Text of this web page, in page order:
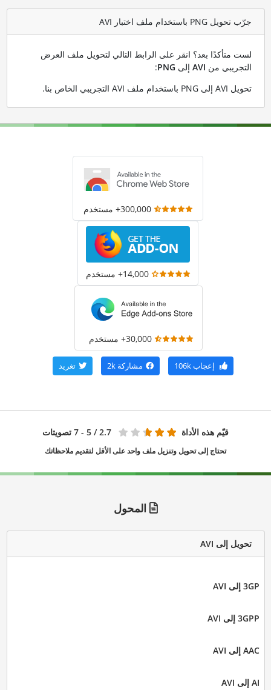
جرّب تحويل PNG باستخدام ملف اختبار AVI
لست متأكدًا بعد؟ انقر على الرابط التالي لتحويل ملف العرض
التجريبي من AVIإلى PNG
:
تحويل AVI إلى PNG باستخدام ملف AVI التجريبي الخاص بنا
.
300,000+ مستخدم
14,000+ مستخدم
30,000+ مستخدم
إعجاب106k مشاركة 2k تغريد
قيّم هذه الأداة 2.7 / 5 - 7 تصويتات
تحتاج إلى تحويل وتنزيل ملف واحد على الأقل لتقديم ملاحظاتك
المحول
تحويل إلى AVI
3GP إلى AVI
3GPP إلى AVI
AAC إلى AVI
AI إلى AVI